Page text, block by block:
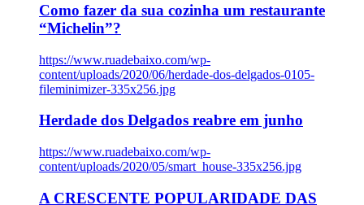
Como fazer da sua cozinha um restaurante
“Michelin”?
https://www.ruadebaixo.com/wp-
content/uploads/2020/06/herdade-dos-delgados-0105-
fileminimizer-335x256.jpg
Herdade dos Delgados reabre em junho
https://www.ruadebaixo.com/wp-
content/uploads/2020/05/smart_house-335x256.jpg
A CRESCENTE POPULARIDADE DAS